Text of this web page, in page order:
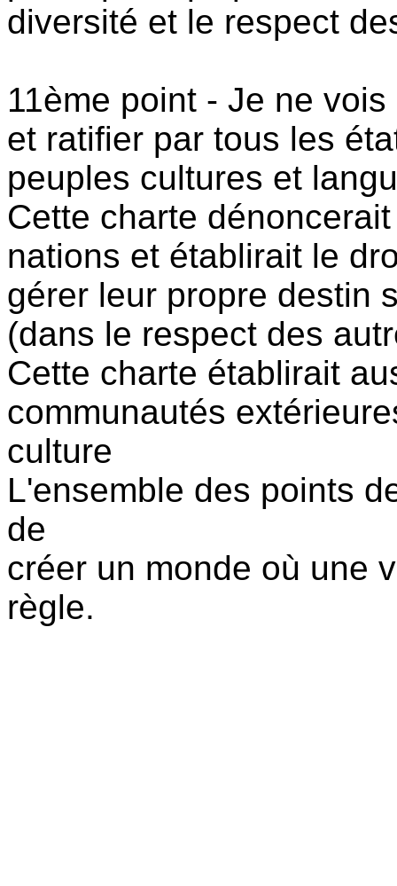
diversité et le respect
11ème point - Je ne
et ratifier par tous les
peuples cultures et
Cette charte
nations et établirait le
gérer leur propre destin
(dans le respect des
Cette charte établirait
communautés
culture
L'ensemble des points
de
créer un monde où une
règle.